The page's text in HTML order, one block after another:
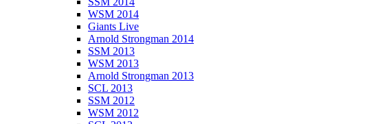
WSM 2014
Giants Live
Arnold Strongman 2014
SSM 2013
WSM 2013
Arnold Strongman 2013
SCL 2013
SSM 2012
WSM 2012